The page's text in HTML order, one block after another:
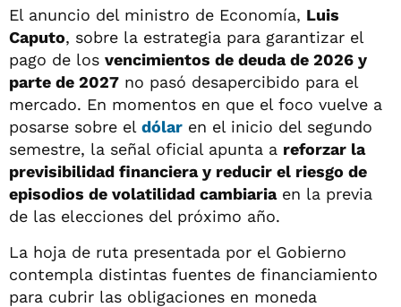
El anuncio del ministro de Economía, Luis
Caputo, sobre la estrategia para garantizar el
pago de los vencimientos de deuda de 2026 y
parte de 2027 no pasó desapercibido para el
mercado. En momentos en que el foco vuelve a
posarse sobre el dólar en el inicio del segundo
semestre, la señal oficial apunta a reforzar la
previsibilidad financiera y reducir el riesgo de
episodios de volatilidad cambiariaen la previa
de las elecciones del próximo año.
La hoja de ruta presentada por el Gobierno
contempla distintas fuentes de financiamiento
para cubrir las obligaciones en moneda